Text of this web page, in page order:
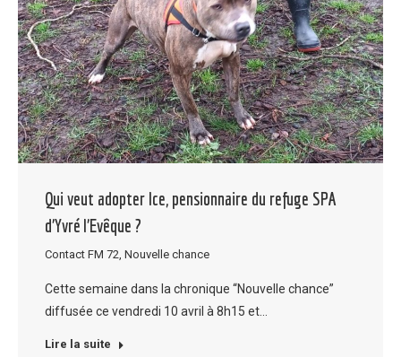
Qui veut adopter Ice, pensionnaire du refuge SPA
d’Yvré l’Evêque ?
Contact FM 72 Nouvelle chance
Cette semaine dans la chronique “Nouvelle chance”
diffusée ce vendredi 10 avril à 8h15 et…
Lire la suite